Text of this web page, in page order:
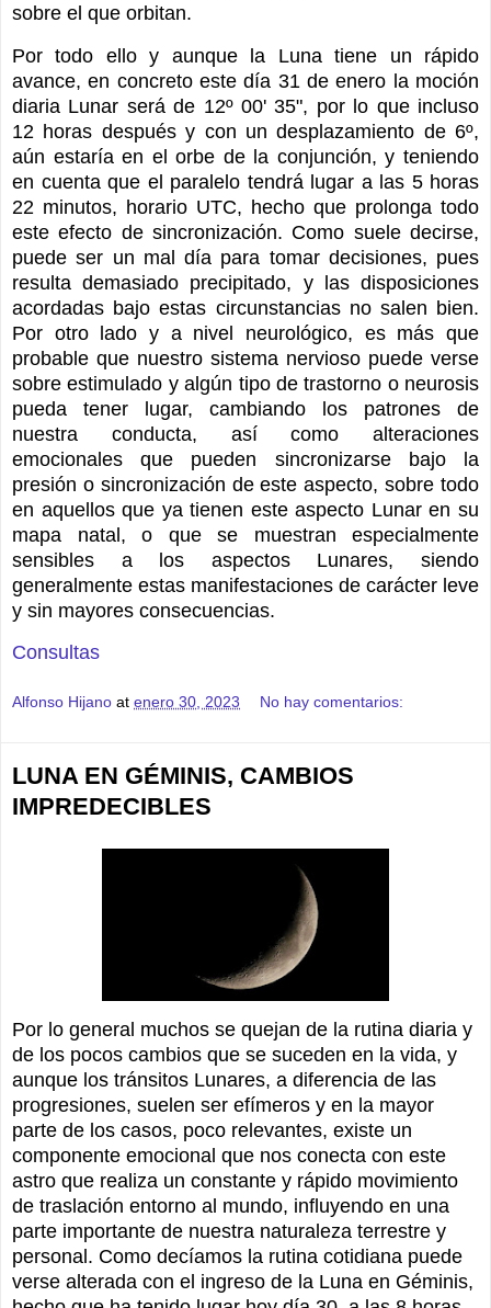
sobre el que orbitan.
Por todo ello y aunque la Luna tiene un rápido
avance, en concreto este día 31 de enero la moción
diaria Lunar será de 12º 00' 35", por lo que incluso
12 horas después y con un desplazamiento de 6º,
aún estaría en el orbe de la conjunción, y teniendo
en cuenta que el paralelo tendrá lugar a las 5 horas
22 minutos, horario UTC, hecho que prolonga todo
este efecto de sincronización. Como suele decirse,
puede ser un mal día para tomar decisiones, pues
resulta demasiado precipitado, y las disposiciones
acordadas bajo estas circunstancias no salen bien.
Por otro lado y a nivel neurológico, es más que
probable que nuestro sistema nervioso puede verse
sobre estimulado y algún tipo de trastorno o neurosis
pueda tener lugar, cambiando los patrones de
nuestra conducta, así como alteraciones
emocionales que pueden sincronizarse bajo la
presión o sincronización de este aspecto, sobre todo
en aquellos que ya tienen este aspecto Lunar en su
mapa natal, o que se muestran especialmente
sensibles a los aspectos Lunares, siendo
generalmente estas manifestaciones de carácter leve
y sin mayores consecuencias.
Consultas
Alfonso Hijano at enero 30, 2023 No hay comentarios:
LUNA EN GÉMINIS, CAMBIOS
IMPREDECIBLES
Por lo general muchos se quejan de la rutina diaria y
de los pocos cambios que se suceden en la vida, y
aunque los tránsitos Lunares, a diferencia de las
progresiones, suelen ser efímeros y en la mayor
parte de los casos, poco relevantes, existe un
componente emocional que nos conecta con este
astro que realiza un constante y rápido movimiento
de traslación entorno al mundo, influyendo en una
parte importante de nuestra naturaleza terrestre y
personal. Como decíamos la rutina cotidiana puede
verse alterada con el ingreso de la Luna en Géminis,